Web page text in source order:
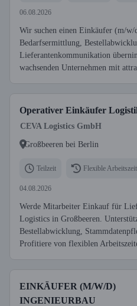
06.08.2026
Wir suchen einen Einkäufer (m/
Bedarfsermittlung,
Lieferantenkommunikation
wachsenden Unternehmen mit
Operativer Einkäufer
CEVA Logistics GmbH
Großbeeren bei Berlin
Teilzeit Flexible
04.08.2026
Werde Mitarbeiter Einkauf für
Logistics in Großbeeren.
Bestellabwicklung,
Profitiere von flexiblen
EINKÄUFER (M/W/D)
INGENIEURBAU